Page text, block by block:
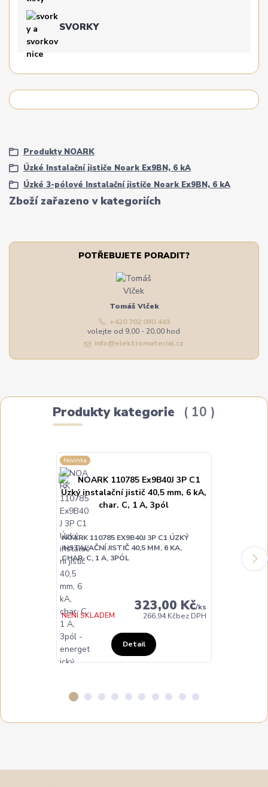
SVORKY
Zboží zařazeno v kategoriích
Produkty NOARK
Úzké Instalační jističe Noark Ex9BN, 6 kA
Úzké 3-pólové Instalační jističe Noark Ex9BN, 6 kA
POTŘEBUJETE PORADIT?
Tomáš Vlček
+420 702 090 443
volejte od 9,00 - 20,00 hod
info@elektromaterial.cz
Produkty kategorie 10
Novinka
NOARK 110785 EX9B40J 3P C1 ÚZKÝ
INSTALAČNÍ JISTIČ 40,5 MM, 6 KA,
CHAR. C, 1 A, 3PÓL
323,00 Kč/ks
266,94 Kčbez DPH
NENÍ SKLADEM
Detail
INSTALAČNÍ
CHAR. C, 2 A,